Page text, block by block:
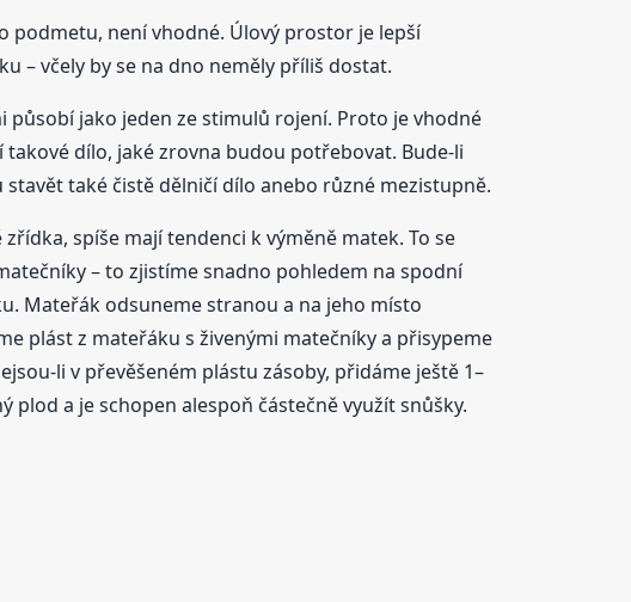
podmetu, není vhodné. Úlový prostor je lepší
– včely by se na dno neměly příliš dostat.
jako jeden ze stimulů rojení. Proto je vhodné
dílo, jaké zrovna budou potřebovat. Bude-li
také čistě dělničí dílo anebo různé mezistupně.
spíše mají tendenci k výměně matek. To se
– to zjistíme snadno pohledem na spodní
Mateřák odsuneme stranou a na jeho místo
plást z mateřáku s živenými matečníky a přisypeme
li v převěšeném plástu zásoby, přidáme ještě 1–
a je schopen alespoň částečně využít snůšky.